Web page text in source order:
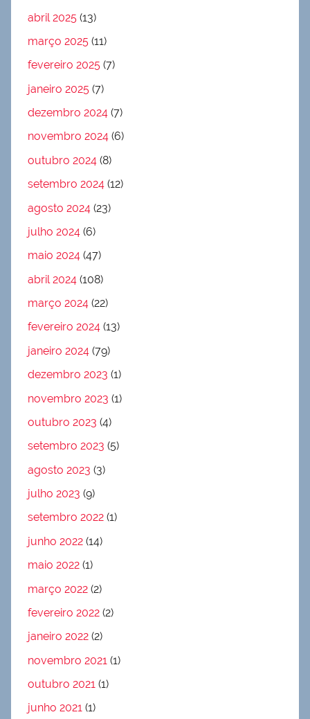
abril 2025 (13)
março 2025 (11)
fevereiro 2025 (7)
janeiro 2025 (7)
dezembro 2024 (7)
novembro 2024 (6)
outubro 2024 (8)
setembro 2024 (12)
agosto 2024 (23)
julho 2024 (6)
maio 2024 (47)
abril 2024 (108)
março 2024 (22)
fevereiro 2024 (13)
janeiro 2024 (79)
dezembro 2023 (1)
novembro 2023 (1)
outubro 2023 (4)
setembro 2023 (5)
agosto 2023 (3)
julho 2023 (9)
setembro 2022 (1)
junho 2022 (14)
maio 2022 (1)
março 2022 (2)
fevereiro 2022 (2)
janeiro 2022 (2)
novembro 2021 (1)
outubro 2021 (1)
junho 2021 (1)